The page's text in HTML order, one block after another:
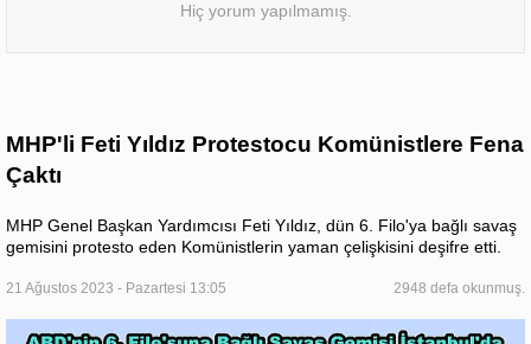
Hiç yorum yapılmamış.
MHP'li Feti Yıldız Protestocu Komünistlere Fena
Çaktı
MHP Genel Başkan Yardımcısı Feti Yıldız, dün 6. Filo'ya bağlı savaş
gemisini protesto eden Komünistlerin yaman çelişkisini deşifre etti.
21 Ağustos 2023 - Pazartesi 13:05 2948 defa okunmuş.